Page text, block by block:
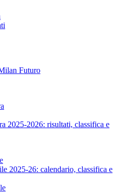
Futuro
2025-2026: risultati, classifica e
2025-26: calendario, classifica e